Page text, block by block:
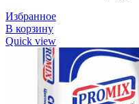
Избранное
В корзину
Quick view